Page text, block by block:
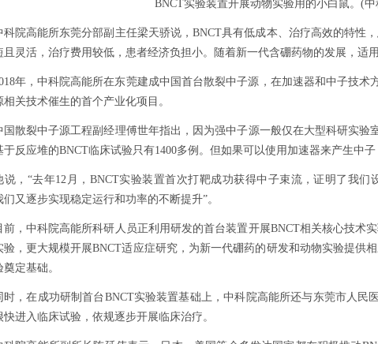
BNCT实验装置开展动物实验用的小白鼠。(中
高能所东莞分部副主任梁天骄说，BNCT具有低成本、治疗高效的特性
且灵活，治疗费用较低，患者经济负担小。随着新一代含硼药物的发展，适
，中科院高能所在东莞建成中国首台散裂中子源，在加速器和中子技术
相关技术催生的首个产业化项目。
裂中子源工程副经理傅世年指出，因为强中子源一般仅在大型科研实验
于反应堆的BNCT临床试验只有1400多例。但如果可以使用加速器来产生中子
“去年12月，BNCT实验装置首次打靶成功获得中子束流，证明了我们
们又逐步实现稳定运行和功率的不断提升”。
中科院高能所科研人员正利用研发的首台装置开展BNCT相关核心技术
验，更大规模开展BNCT适应症研究，为新一代硼药的研发和动物实验提供
奠定基础。
在成功研制首台BNCT实验装置基础上，中科院高能所还与东莞市人民
快进入临床试验，依规逐步开展临床治疗。